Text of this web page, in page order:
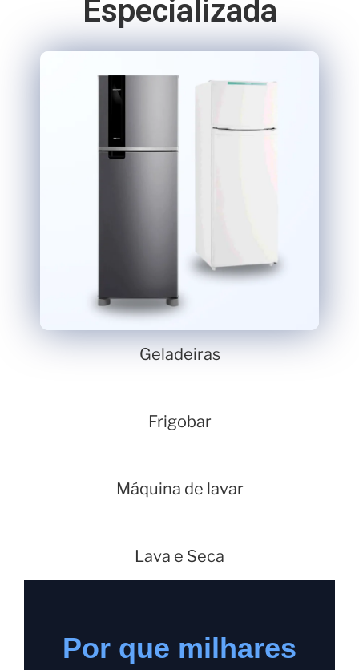
Especializada
Geladeiras
Frigobar
Máquina de lavar
Lava e Seca
Por que milhares